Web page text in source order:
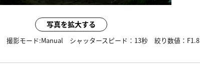
写真を拡大する
撮影モード:Manual シャッタースピード： 13秒 絞り数値： F1.8